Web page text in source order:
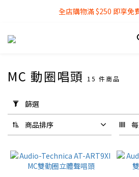
全店購物滿 $250 即享免
全店購物滿 $250 即享免
『銀行轉帳』付款方式 可享
用
篩
選
唱
盤
MC 動圈唱頭 15 件商品
篩選
商品排序